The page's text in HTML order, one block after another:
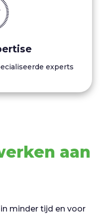
experts
aan
minder tijd en voor